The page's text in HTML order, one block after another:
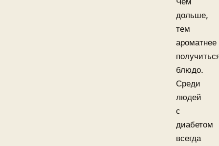
дольше,
тем
ароматнее
блюдо.
Среди
людей
с
диабетом
всегда